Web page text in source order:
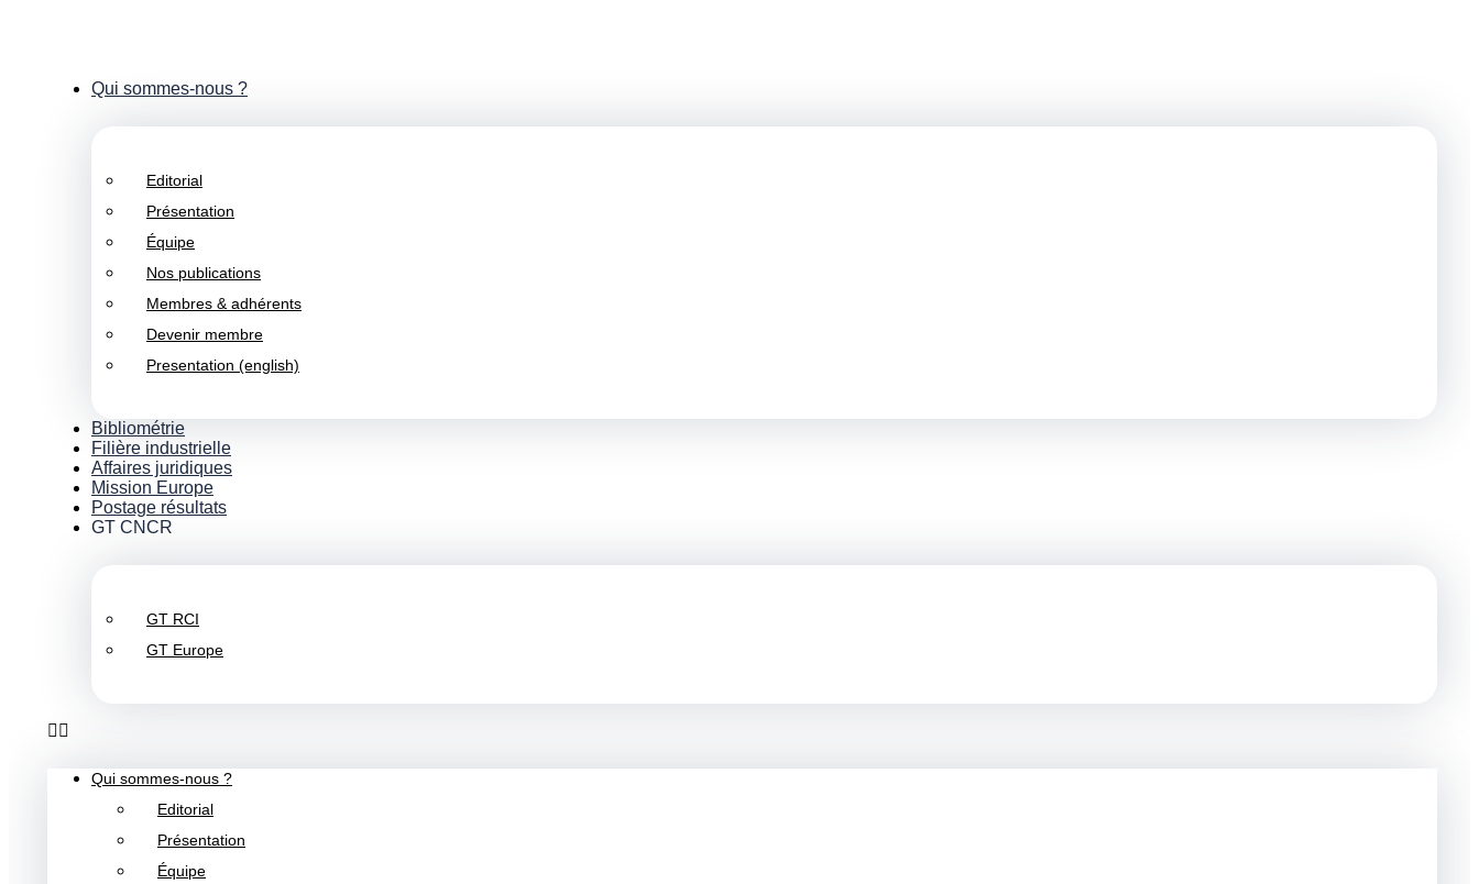
Qui sommes-nous ?
Editorial
Présentation
Équipe
Nos publications
Membres & adhérents
Devenir membre
Presentation (english)
Bibliométrie
Filière industrielle
Affaires juridiques
Mission Europe
Postage résultats
GT CNCR
GT RCI
GT Europe
Qui sommes-nous ?
Editorial
Présentation
Équipe